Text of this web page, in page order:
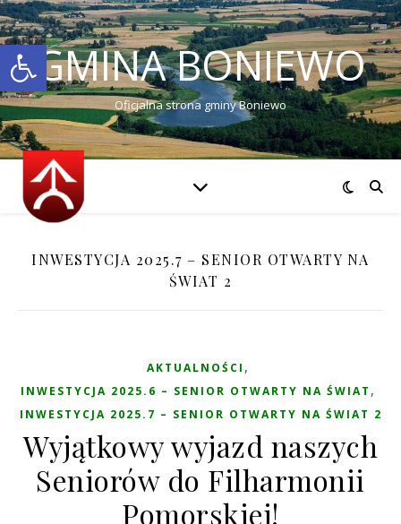
Otwórz pasek narzędzi
GMINA BONIEWO
Oficjalna strona gminy Boniewo
INWESTYCJA 2025.7 – SENIOR OTWARTY NA
ŚWIAT 2
AKTUALNOŚCI ,
INWESTYCJA 2025.6 – SENIOR OTWARTY NA ŚWIAT ,
INWESTYCJA 2025.7 – SENIOR OTWARTY NA ŚWIAT 2
Wyjątkowy wyjazd naszych
Seniorów do Filharmonii
Pomorskiej!